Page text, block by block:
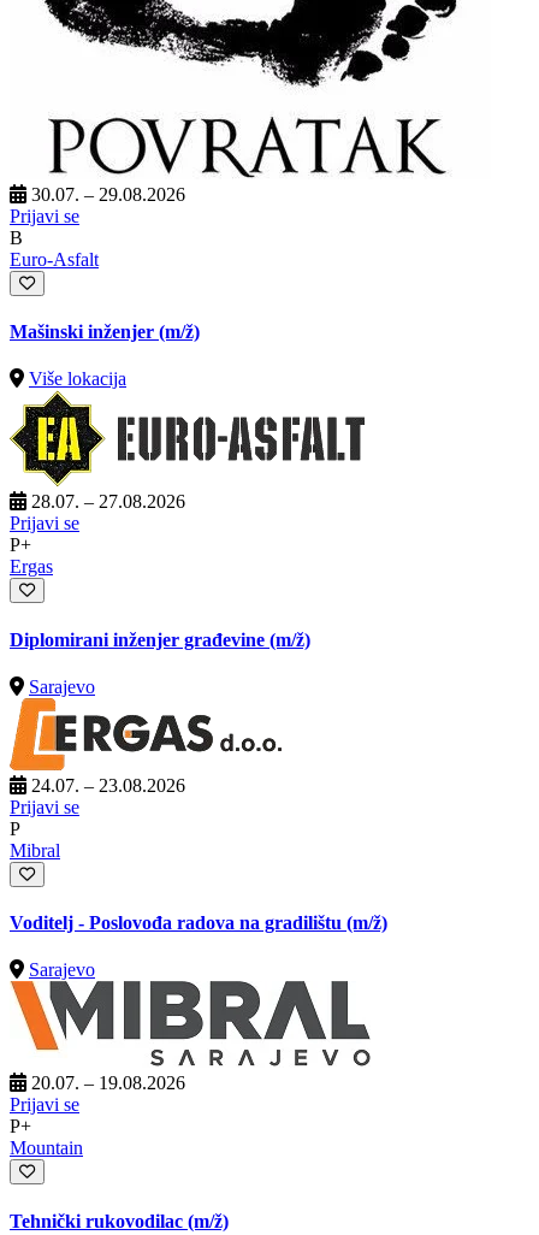
30.07. – 29.08.2026
Prijavi se
B
Euro-Asfalt
Mašinski inženjer (m/ž)
Više lokacija
28.07. – 27.08.2026
Prijavi se
P+
Ergas
Diplomirani inženjer građevine (m/ž)
Sarajevo
24.07. – 23.08.2026
Prijavi se
P
Mibral
Voditelj - Poslovođa radova na gradilištu (m/ž)
Sarajevo
20.07. – 19.08.2026
Prijavi se
P+
Mountain
Tehnički rukovodilac (m/ž)